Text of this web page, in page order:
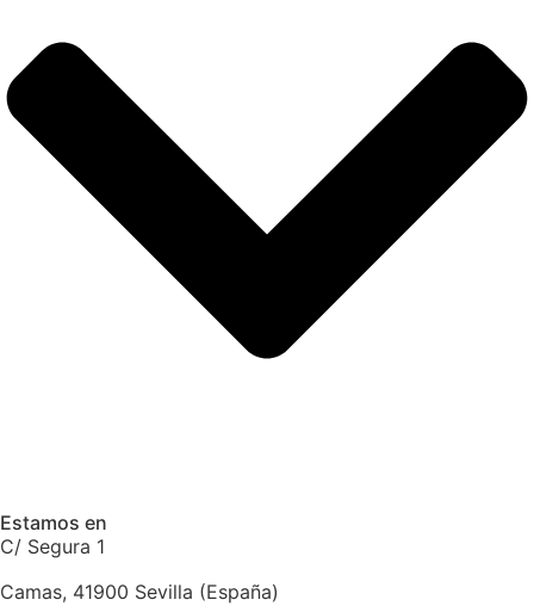
Estamos en
C/ Segura 1
Camas, 41900 Sevilla (España)